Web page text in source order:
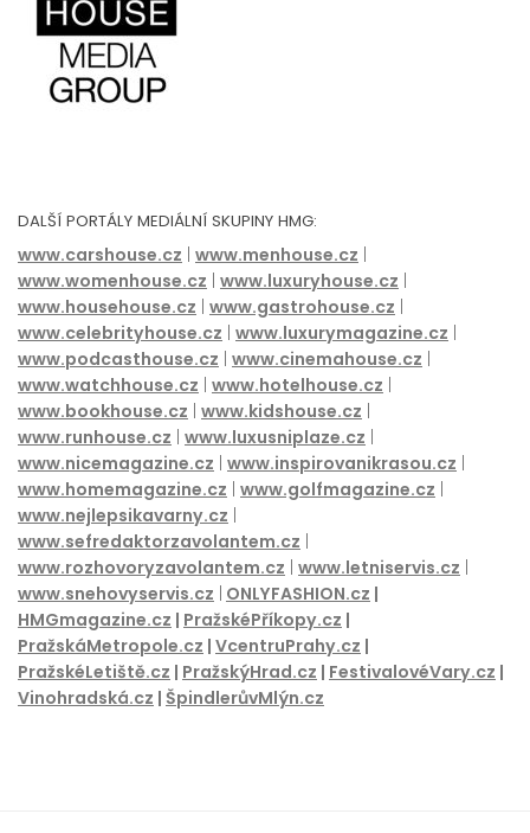
www.carshouse.cz|www.menhouse.cz
www.womenhouse.cz|www.luxuryhouse.cz
www.househouse.cz| www.gastrohouse.cz|
www.celebrityhouse.cz|www.luxurymagazine.cz
www.podcasthouse.cz| www.cinemahouse.cz|
www.watchhouse.cz|www.hotelhouse.cz|
www.bookhouse.cz| www.kidshouse.cz|
www.runhouse.cz|www.luxusniplaze.cz |
www.nicemagazine.cz|www.inspirovanikrasou.cz
www.homemagazine.cz |www.golfmagazine.cz|
www.nejlepsikavarny.cz |
www.sefredaktorzavolantem.cz
www.rozhovoryzavolantem.cz|www.letniservis.cz
www.snehovyservis.cz|ONLYFASHION.cz|
HMGmagazine.cz|PražskéPříkopy.cz|
PražskáMetropole.cz|VcentruPrahy.cz
PražskéLetiště.cz|PražskýHrad.cz|FestivalovéVary.cz
Vinohradská.cz|ŠpindlerůvMlýn.cz